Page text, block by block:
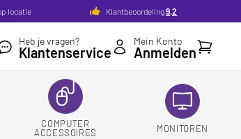
locatie Klantbeoordeling9,2
Heb je vragen?
Klantenservice
Mein Konto
AnmeldenIhr
COMPUTER
ACCESSOIRES
MONITOREN